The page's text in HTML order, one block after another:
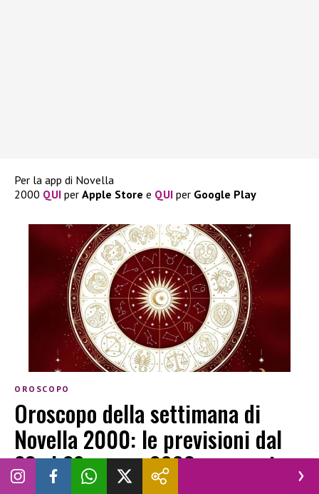
Per la app di Novella
2000 QUI per Apple Store e QUI per Google Play
OROSCOPO
Oroscopo della settimana di
Novella 2000: le previsioni dal
23 al 29 marzo 2026 per ogni